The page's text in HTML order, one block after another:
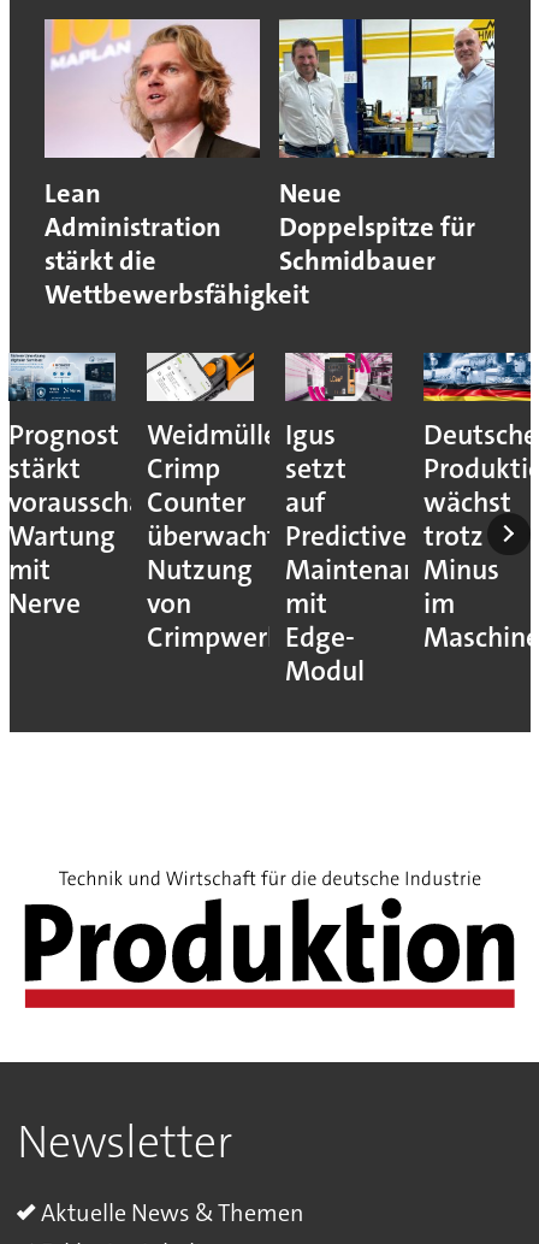
Lean
Administration
stärkt die
Wettbewerbsfähigkeit
Neue
Doppelspitze für
Schmidbauer
Prognost
stärkt
vorausschauende
Wartung
mit
Nerve
Weidmüller:
Crimp
Counter
überwacht
Nutzung
von
Crimpwerkzeugen
Igus
setzt
auf
Predictive
Maintenance
mit
Edge-
Modul
Deutsche
wächst
trotz
Minus
im
Newsletter
Aktuelle News & Themen